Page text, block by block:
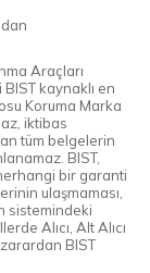
Araçları
kaynaklı en
Koruma Marka
iktibas
tüm belgelerin
BIST,
bir garanti
ulaşmaması,
sistemindeki
Alıcı, Alt Alıcı
BIST